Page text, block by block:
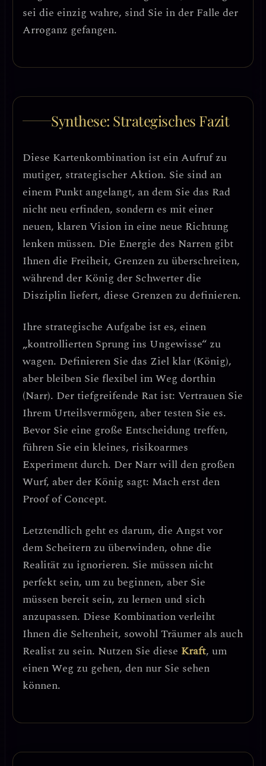
sei die einzig wahre, sind Sie in der Falle der
Arroganz gefangen.
Synthese: Strategisches Fazit
Diese Kartenkombination ist ein Aufruf zu
mutiger, strategischer Aktion. Sie sind an
einem Punkt angelangt, an dem Sie das Rad
nicht neu erfinden, sondern es mit einer
neuen, klaren Vision in eine neue Richtung
lenken müssen. Die Energie des Narren gibt
Ihnen die Freiheit, Grenzen zu überschreiten,
während der König der Schwerter die
Disziplin liefert, diese Grenzen zu definieren.
Ihre strategische Aufgabe ist es, einen
„kontrollierten Sprung ins Ungewisse“ zu
wagen. Definieren Sie das Ziel klar (König),
aber bleiben Sie flexibel im Weg dorthin
(Narr). Der tiefgreifende Rat ist: Vertrauen Sie
Ihrem Urteilsvermögen, aber testen Sie es.
Bevor Sie eine große Entscheidung treffen,
führen Sie ein kleines, risikoarmes
Experiment durch. Der Narr will den großen
Wurf, aber der König sagt: Mach erst den
Proof of Concept.
Letztendlich geht es darum, die Angst vor
dem Scheitern zu überwinden, ohne die
Realität zu ignorieren. Sie müssen nicht
perfekt sein, um zu beginnen, aber Sie
müssen bereit sein, zu lernen und sich
anzupassen. Diese Kombination verleiht
Ihnen die Seltenheit, sowohl Träumer als auch
Realist zu sein. Nutzen Sie diese Kraft, um
einen Weg zu gehen, den nur Sie sehen
können.